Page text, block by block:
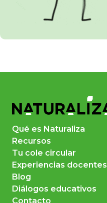
Qué es Naturaliza
Recursos
Tu cole circular
Experiencias docentes
Blog
Diálogos educativos
Contacto